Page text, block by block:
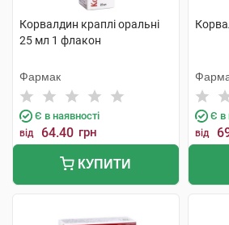
Корвалдин краплі оральні
25 мл 1 флакон
Фармак
Є в наявності
від 64.40 грн
КУПИТИ
Є в
від